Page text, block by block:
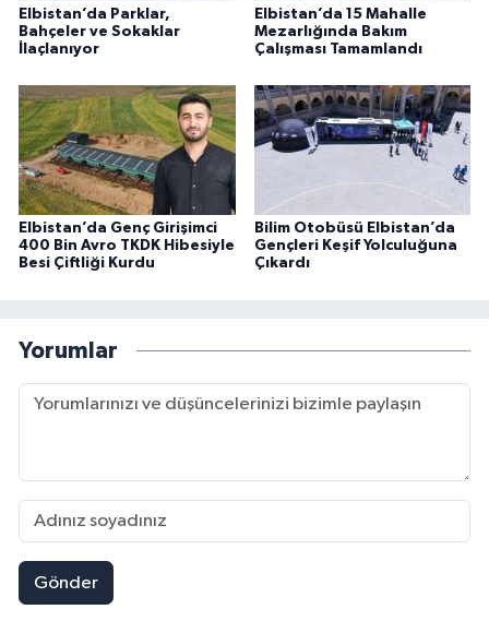
Elbistan’da Parklar,
Bahçeler ve Sokaklar
İlaçlanıyor
Elbistan’da 15 Mahalle
Mezarlığında Bakım
Çalışması Tamamlandı
Elbistan’da Genç Girişimci
400 Bin Avro TKDK Hibesiyle
Besi Çiftliği Kurdu
Bilim Otobüsü Elbistan’da
Gençleri Keşif Yolculuğuna
Çıkardı
Yorumlar
Gönder